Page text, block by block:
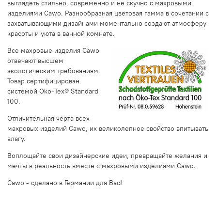
выглядеть стильно, современно и не скучно с махровыми
изделиями Cawo. Разнообразная цветовая гамма в сочетании с
захватывающими дизайнами моментально создают атмосферу
красоты и уюта в ванной комнате.
Все махровые изделия Cawo
отвечают высшем
экологическим требованиям.
Товар сертифицирован
системой Oko-Tex® Standard
100.
Отличительная черта всех
махровых изделий Cawo, их великолепное свойство впитывать
влагу.
Воплощайте свои дизайнерские идеи, превращайте желания и
мечты в реальность вместе с махровыми изделиями Cawo.
Cawo - сделано в Германии для Вас!